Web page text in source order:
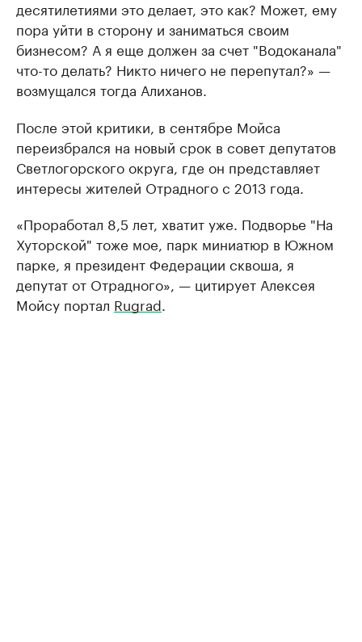
десятилетиями это делает, это как? Может, ему
пора уйти в сторону и заниматься своим
бизнесом? А я еще должен за счет "Водоканала"
что-то делать? Никто ничего не перепутал?» —
возмущался тогда Алиханов.
После этой критики, в сентябре Мойса
переизбрался на новый срок в совет депутатов
Светлогорского округа, где он представляет
интересы жителей Отрадного с 2013 года.
«Проработал 8,5 лет, хватит уже. Подворье "На
Хуторской" тоже мое, парк миниатюр в Южном
парке, я президент Федерации сквоша, я
депутат от Отрадного», — цитирует Алексея
Мойсу портал Rugrad